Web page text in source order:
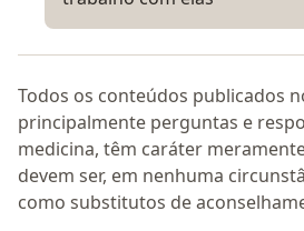
Todos os conteúdos publicados
principalmente perguntas e
medicina, têm caráter
devem ser, em nenhuma
como substitutos de